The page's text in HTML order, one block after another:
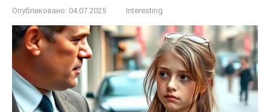
Опубликовано: 04.07.2025 Interesting